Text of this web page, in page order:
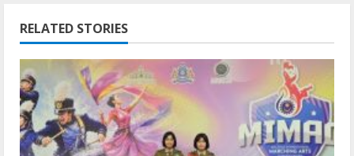
RELATED STORIES